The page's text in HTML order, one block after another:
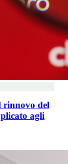
rinnovo del
agli